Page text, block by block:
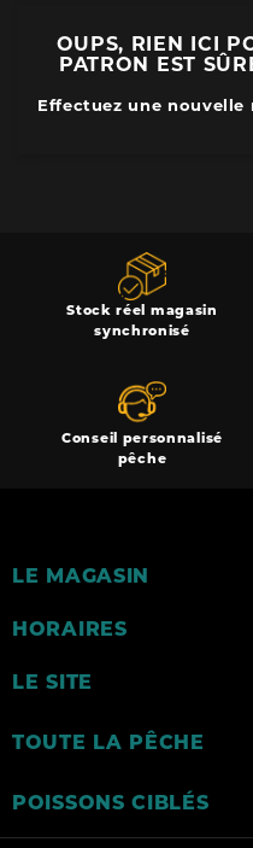
OUPS, RIEN ICI
PATRON EST
Effectuez une nouvelle
Stock réel magasin
synchronisé
Conseil personnalisé
pêche
LE MAGASIN
HORAIRES
LE SITE
TOUTE LA PÊCHE
POISSONS CIBLÉS